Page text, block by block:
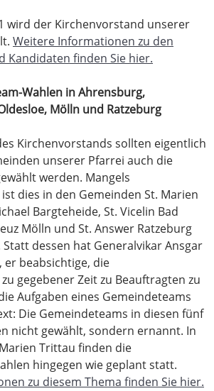
wird der Kirchenvorstand unserer
Weitere Informationen zu den
Kandidaten finden Sie hier.
Wahlen in Ahrensburg,
Mölln und Ratzeburg
Kirchenvorstands sollten eigentlich
unserer Pfarrei auch die
werden. Mangels
dies in den Gemeinden St. Marien
Bargteheide, St. Vicelin Bad
Mölln und St. Answer Ratzeburg
dessen hat Generalvikar Ansgar
er beabsichtige, die
gegebener Zeit zu Beauftragten zu
Aufgaben eines Gemeindeteams
Die Gemeindeteams in diesen fünf
nicht gewählt, sondern ernannt. In
Trittau finden die
hingegen wie geplant statt.
zu diesem Thema finden Sie hier.